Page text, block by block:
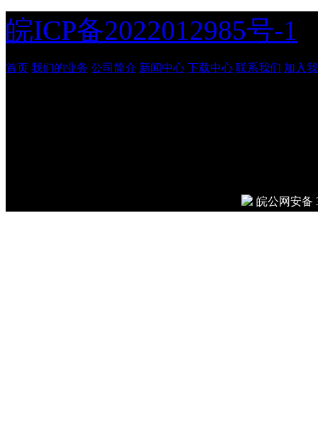
皖ICP备2022012985号-1
首页 我们的业务 公司简介 新闻中心 下载中心 联系我们 加入
皖公网安备